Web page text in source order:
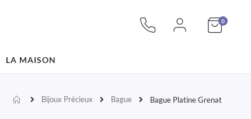
Mon
0articles
LA MAISON
AccueilBijoux Précieux Bague Bague Platine Grenat